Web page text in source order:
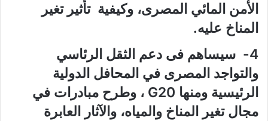
الأمن المائي المصرى، وكيفية تأثير تغير
المناخ عليه.
4- سيساهم فى دعم الثقل الرئاسي
والتواجد المصرى في المحافل الدولية
الرئيسية ومنها G20 ، وطرح مبادرات في
مجال تغير المناخ والمياه، والآثار العابرة